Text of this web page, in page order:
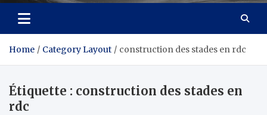
Home Category Layout construction des stades en rdc
Étiquette : construction des stades en
rdc